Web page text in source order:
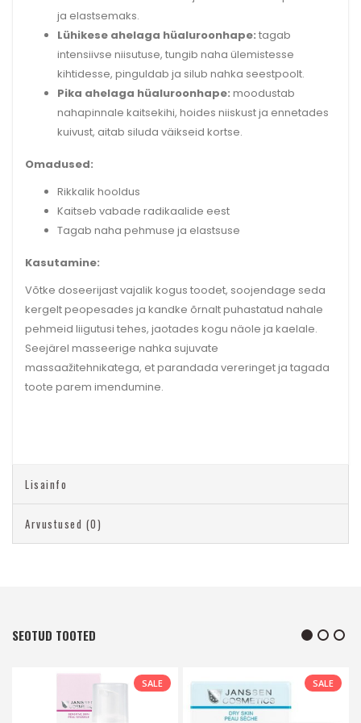
ja elastsemaks.
Lühikese ahelaga hüaluroonhape: tagab
intensiivse niisutuse, tungib naha ülemistesse
kihtidesse, pinguldab ja silub nahka seestpoolt.
Pika ahelaga hüaluroonhape: moodustab
nahapinnale kaitsekihi, hoides niiskust ja ennetades
kuivust, aitab siluda väikseid kortse.
Omadused:
Rikkalik hooldus
Kaitseb vabade radikaalide eest
Tagab naha pehmuse ja elastsuse
Kasutamine:
Võtke doseerijast vajalik kogus toodet, soojendage seda
kergelt peopesades ja kandke õrnalt puhastatud nahale
pehmeid liigutusi tehes, jaotades kogu näole ja kaelale.
Seejärel masseerige nahka sujuvate
massaažitehnikatega, et parandada vereringet ja tagada
toote parem imendumine.
Lisainfo
Arvustused (0)
SEOTUD TOOTED
SALE SALE